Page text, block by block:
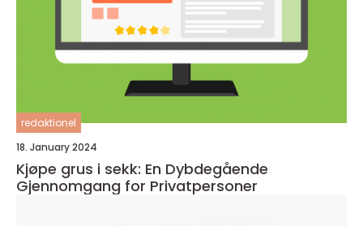
redaktionel
18. January 2024
Kjøpe grus i sekk: En Dybdegående
Gjennomgang for Privatpersoner